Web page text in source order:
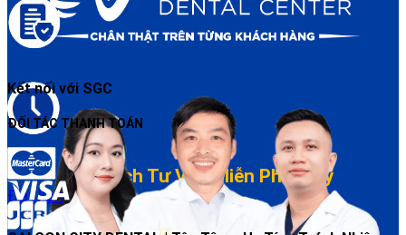
Đặt lịch dễ – Đúng giờ – Chăm sóc sau điều trị
Đặt Lịch Tư Vấn Miễn Phí Ngay
Đặt lịch
Kết nối với SGC
ĐỐI TÁC THANH TOÁN